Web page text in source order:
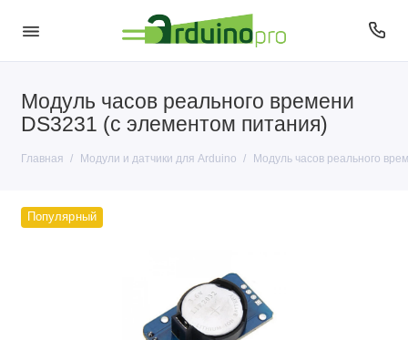
Модуль часов реального времени
DS3231 (с элементом питания)
Главная Модули и датчики для Arduino Модуль часов реального
Датчики для Arduino
Модули для Arduino
Популярный